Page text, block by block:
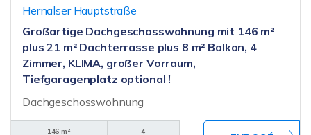
Hernalser Hauptstraße
Großartige Dachgeschosswohnung mit 146 m²
plus 21 m² Dachterrasse plus 8 m² Balkon, 4
Zimmer, KLIMA, großer Vorraum,
Tiefgaragenplatz optional !
Dachgeschosswohnung
146 m²
4